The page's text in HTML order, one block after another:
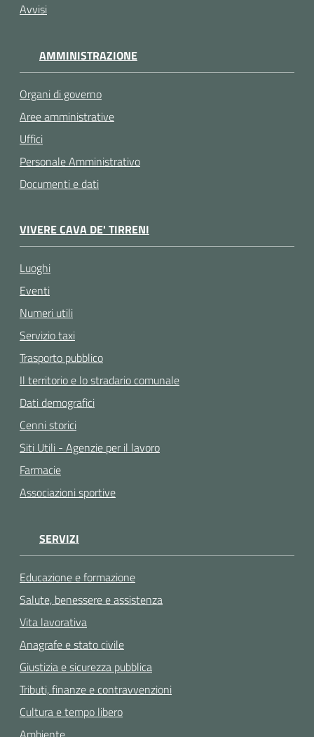
Avvisi
AMMINISTRAZIONE
Organi di governo
Aree amministrative
Uffici
Personale Amministrativo
Documenti e dati
VIVERE CAVA DE' TIRRENI
Luoghi
Eventi
Numeri utili
Servizio taxi
Trasporto pubblico
Il territorio e lo stradario comunale
Dati demografici
Cenni storici
Siti Utili - Agenzie per il lavoro
Farmacie
Associazioni sportive
SERVIZI
Educazione e formazione
Salute, benessere e assistenza
Vita lavorativa
Anagrafe e stato civile
Giustizia e sicurezza pubblica
Tributi, finanze e contravvenzioni
Cultura e tempo libero